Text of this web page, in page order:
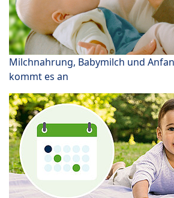
Milchnahrung, Babymilch und
kommt es an